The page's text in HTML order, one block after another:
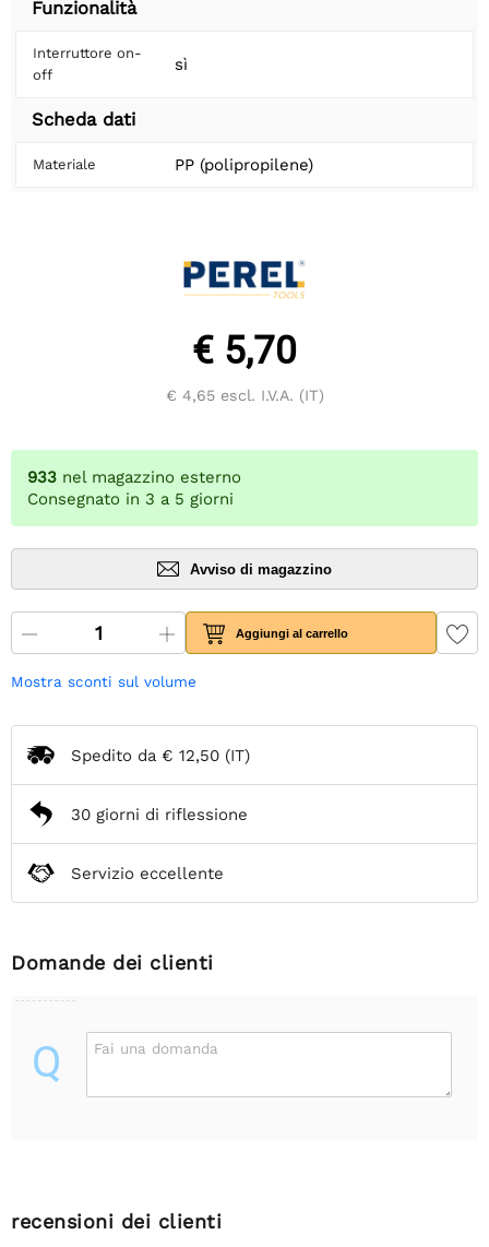
Funzionalità
Interruttore on-
off
sì
Scheda dati
Materiale PP (polipropilene)
€ 5,70
€ 4,65escl. I.V.A. (IT)
933 nel magazzino esterno
Consegnato in 3 a 5 giorni
Avviso di magazzino
Aggiungi al carrello
Mostra sconti sul volume
Spedito da € 12,50 (IT)
30 giorni di riflessione
Servizio eccellente
Domande dei clienti
Q Fai una domanda
recensioni dei clienti